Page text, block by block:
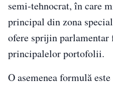
semi-tehnocrat, în care
principal din zona
ofere sprijin parlamentar
principalelor portofolii.
O asemenea formulă